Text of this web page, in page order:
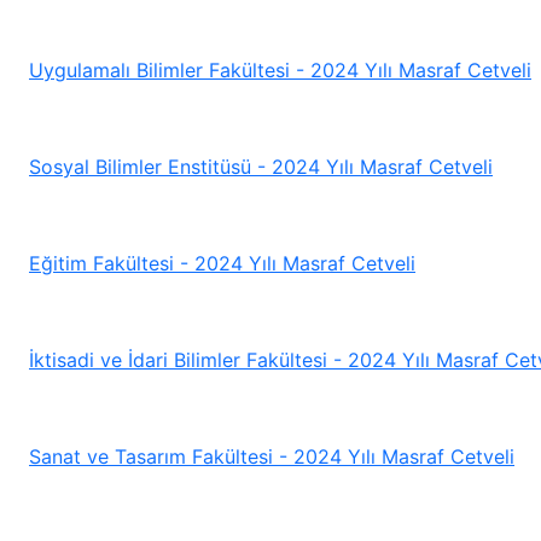
Uygulamalı Bilimler Fakültesi - 2024 Yılı Masraf Cetveli
Sosyal Bilimler Enstitüsü - 2024 Yılı Masraf Cetveli
Eğitim Fakültesi - 2024 Yılı Masraf Cetveli
İktisadi ve İdari Bilimler Fakültesi - 2024 Yılı Masraf
Sanat ve Tasarım Fakültesi - 2024 Yılı Masraf Cetveli